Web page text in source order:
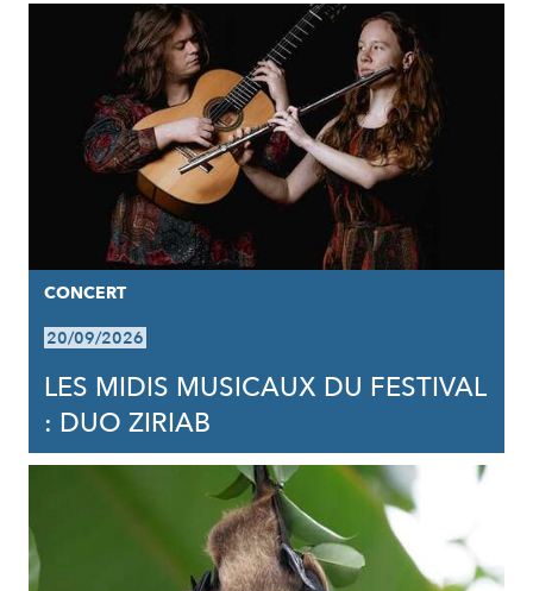
CONCERT
20/09/2026
LES MIDIS MUSICAUX DU FESTIVAL
: DUO ZIRIAB